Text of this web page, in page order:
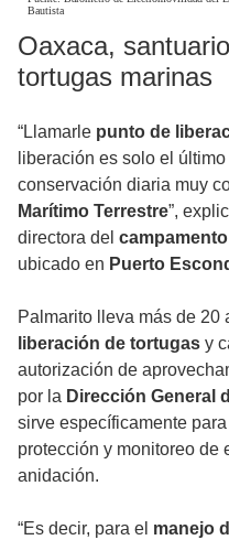
Oaxaca,
tortugas marinas
“Llamarle punto de
liberación es solo el
conservación diaria muy
Marítimo Terrestre”,
directora del
ubicado en Puerto
Palmarito lleva más de 20
liberación de tortugas y
autorización de
por la Dirección General
sirve específicamente
protección y monitoreo de
anidación.
“Es decir, para el manejo